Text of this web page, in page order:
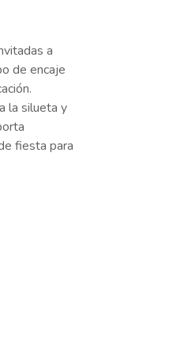
a
de encaje
la silueta y
fiesta para